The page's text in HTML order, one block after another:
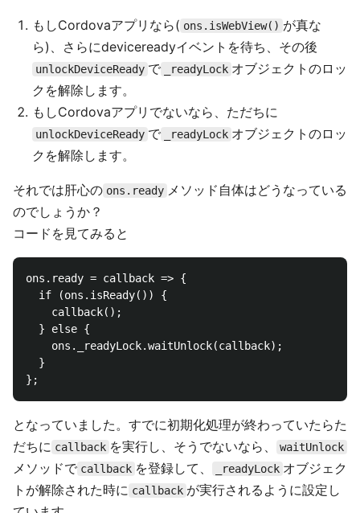
もしCordovaアプリなら( ons.isWebView() が真な
ら)、さらにdevicereadyイベントを待ち、その後
unlockDeviceReady で _readyLock オブジェクトのロッ
クを解除します。
もしCordovaアプリでないなら、ただちに
unlockDeviceReady で _readyLock オブジェクトのロッ
クを解除します。
それでは肝心の ons.ready メソッド自体はどうなっている
のでしょうか？
コードを見てみると
ons.ready = callback => {
  if (ons.isReady()) {
    callback();
  } else {
    ons._readyLock.waitUnlock(callback);
  }
となっていました。すでに初期化処理が終わっていたらた
だちに callback を実行し、そうでないなら、 waitUnlock
メソッドで callback を登録して、 _readyLock オブジェク
トが解除された時に callback が実行されるように設定し